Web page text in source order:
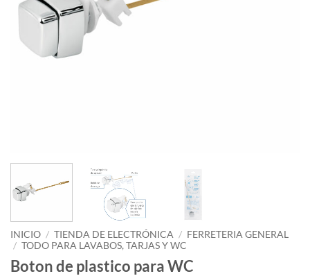
INICIO / TIENDA DE ELECTRÓNICA / FERRETERIA GENERAL
/ TODO PARA LAVABOS, TARJAS Y WC
Boton de plastico para WC